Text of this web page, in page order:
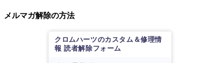
メルマガ解除の方法
クロムハーツのカスタム＆修理情
報 読者解除フォーム